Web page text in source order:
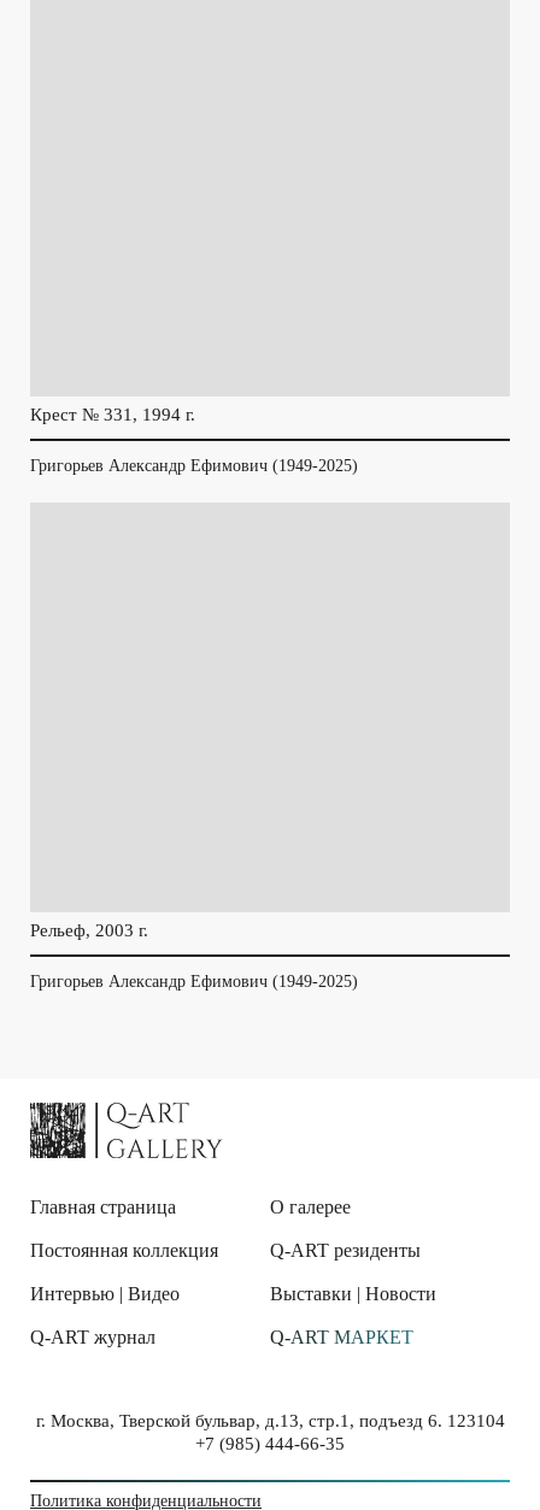
Крест № 331, 1994 г.
Григорьев Александр Ефимович (1949-2025)
Рельеф, 2003 г.
Григорьев Александр Ефимович (1949-2025)
Главная страница О галерее
Постоянная коллекция Q-ART резиденты
Интервью | Видео Выставки | Новости
Q-ART журнал Q-ART МАРКЕТ
г. Москва, Тверской бульвар, д.13, стр.1, подъезд 6. 123104
+7 (985) 444-66-35
Политика конфиденциальности